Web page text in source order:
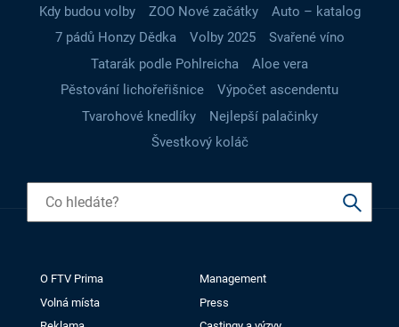
Kdy budou volby
ZOO Nové začátky
Auto – katalog
7 pádů Honzy Dědka
Volby 2025
Svařené víno
Tatarák podle Pohlreicha
Aloe vera
Pěstování lichořeřišnice
Výpočet ascendentu
Tvarohové knedlíky
Nejlepší palačinky
Švestkový koláč
O FTV Prima
Management
Volná místa
Press